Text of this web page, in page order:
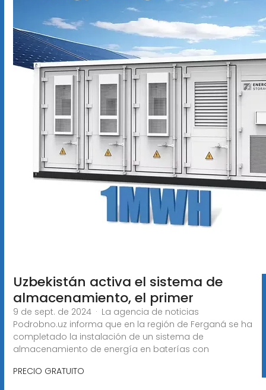
Uzbekistán activa el sistema de
almacenamiento, el primer
9 de sept. de 2024 · La agencia de noticias
Podrobno.uz informa que en la región de Ferganá se ha
completado la instalación de un sistema de
almacenamiento de energía en baterías con
PRECIO GRATUITO